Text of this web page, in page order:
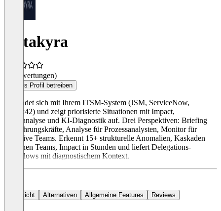
Datakyra
(0 Bewertungen)
Dieses Profil betreiben
Verbindet sich mit Ihrem ITSM-System (JSM, ServiceNow,
Matrix42) und zeigt priorisierte Situationen mit Impact,
Trendanalyse und KI-Diagnostik auf. Drei Perspektiven: Briefing
für Führungskräfte, Analyse für Prozessanalysten, Monitor für
operative Teams. Erkennt 15+ strukturelle Anomalien, Kaskaden
zwischen Teams, Impact in Stunden und liefert Delegations-
Workflows mit diagnostischem Kontext.
Übersicht Alternativen Allgemeine Features Reviews